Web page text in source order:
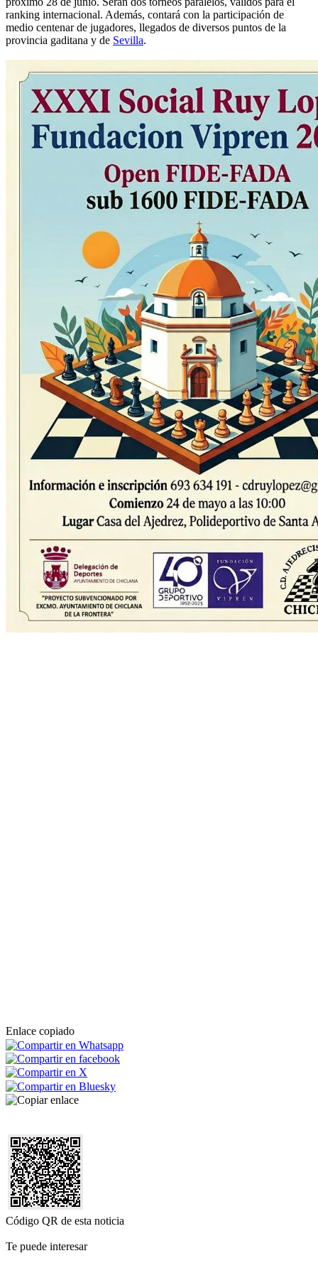
ranking internacional. Además, contará con la participación de
medio centenar de jugadores, llegados de diversos puntos de la
provincia gaditana y de Sevilla.
Enlace copiado
Código QR de esta noticia
Te puede interesar